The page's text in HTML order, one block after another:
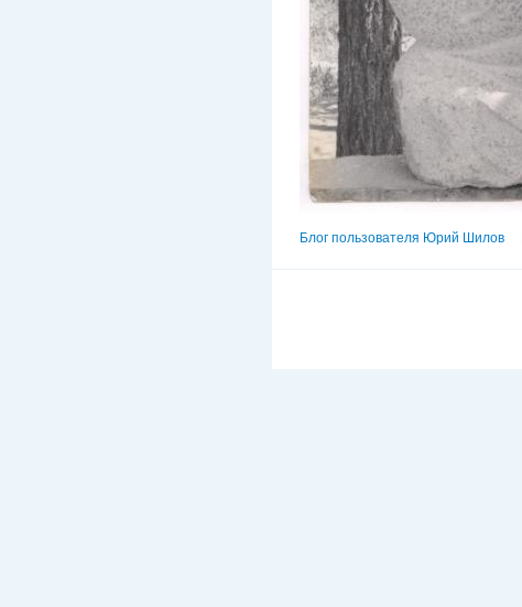
Блог пользователя Юрий Шилов